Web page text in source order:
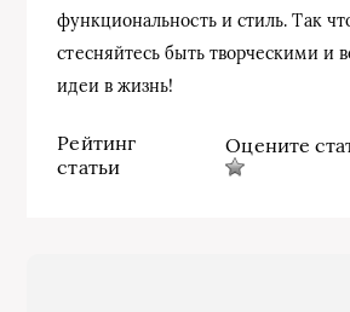
функциональность и стиль. Так
стесняйтесь быть творческими и
идеи в жизнь!
Рейтинг
статьи
Оцените